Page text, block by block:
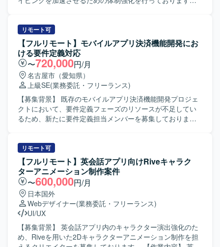
に携わることで、設計から運用まで一連のプロセスを経験
できる環境です。 【開発環境】 Windowsサーバー環境上
で、PythonおよびSQLを用いたバッチ開発・運用を行いま
す。既存環境としてLinuxサーバーも取り扱います。
生成AIやLLMを活用したPoCの設計や、RAGやAIエージェ
ントを用いたプロトタイプ開発を担当していただきます。
あわせて、技術選定や検証設計、評価指標の設定およびレ
ポーティングも行っていただきます。 【求める人物像】 事
業部門と協働しながら課題の本質を見極め、自ら主体的に
要件定義からプロトタイピングまで推進できる方を求めて
おります。新しい技術やツールへのキャッチアップが速
く、仮説検証を高速に回しながら価値提供につなげられる
方が望ましいです。 【ポジションの魅力】 全社横断で複数
の事業部と関わりながら、0→1フェーズのAIプロダクト創
グに専念できる環境で、PoCを通じてインパクトの大きい
業務改善や新しいビジネス価値の創出に貢献していただけ
ます。 【開発環境】 生成AI／LLM、RAG、AIエージェン
ト、AWS／GCP／Azureなどのクラウドサービスを活用し
たプロトタイピング環境を想定しております。
リモート可
【フルリモート】モバイルアプリ決済機能開発にお
ける要件定義対応
〜720,000円/月
名古屋市（愛知県）
上級SE(業務委託・フリーランス)
【募集背景】 既存のモバイルアプリ決済機能開発プロジェ
クトにおいて、要件定義フェーズのリソースが不足してい
るため、新たに要件定義担当メンバーを募集しておりま
とのミーティングに参加し、業務要件やシステム要件の整
理・文書化を行っていただきます。 既存メンバーと連携し
ながら、決済機能に関わる業務フローや画面・機能の要件
を整理し、合意形成を図りながらドキュメントへ落とし込
んでいただきます。 【求める人物像】 モバイルアプリおよ
び決済機能に関する知見を持ち、自ら主体的に情報を収集
しながら要件を整理できる方を求めております。 顧客との
コミュニケーションを通じて課題やニーズを的確に把握
し、分かりやすいドキュメントとしてまとめられる方が望
ましいです。 チームメンバーと協調しながらプロジェクト
リモート可
【フルリモート】英会話アプリ向けRiveキャラク
ターアニメーション制作案件
〜600,000円/月
日本国外
Webデザイナー(業務委託・フリーランス)
UI/UX
【募集背景】 英会話アプリ内のキャラクター演出強化のた
め、Riveを用いた2Dキャラクターアニメーション制作を担